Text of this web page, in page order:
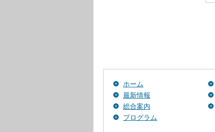
ホーム
最新情報
総合案内
プログラム